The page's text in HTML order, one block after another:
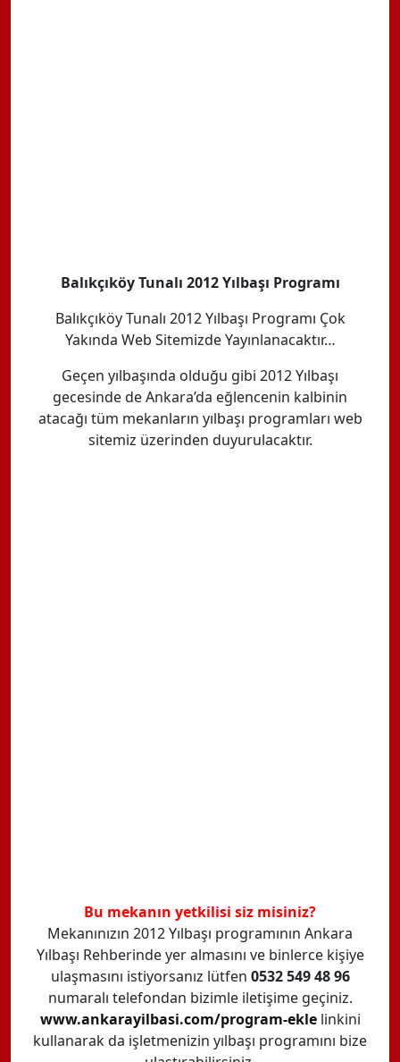
Balıkçıköy Tunalı 2012 Yılbaşı Programı
Balıkçıköy Tunalı 2012 Yılbaşı Programı Çok
Yakında Web Sitemizde Yayınlanacaktır…
Geçen yılbaşında olduğu gibi 2012 Yılbaşı
gecesinde de Ankara’da eğlencenin kalbinin
atacağı tüm mekanların yılbaşı programları web
sitemiz üzerinden duyurulacaktır.
Bu mekanın yetkilisi siz misiniz?
Mekanınızın 2012 Yılbaşı programının Ankara
Yılbaşı Rehberinde yer almasını ve binlerce kişiye
ulaşmasını istiyorsanız lütfen 0532 549 48 96
numaralı telefondan bizimle iletişime geçiniz.
www.ankarayilbasi.com/program-eklelinkini
kullanarak da işletmenizin yılbaşı programını bize